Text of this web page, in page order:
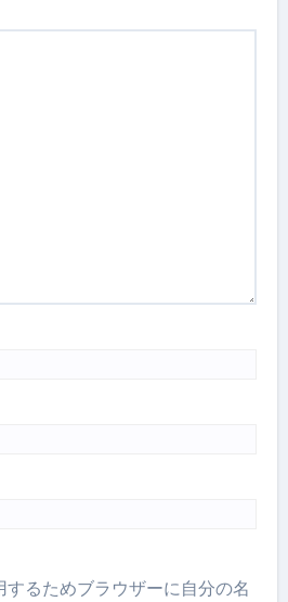
るためブラウザーに自分の名